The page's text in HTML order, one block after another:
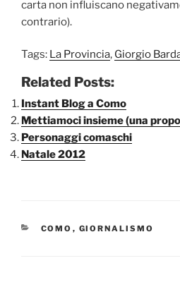
carta non influiscano
contrario).
Tags: La Provincia, Giorgio
Related Posts:
Instant Blog a Como
Mettiamoci insieme (una
Personaggi comaschi
Natale 2012
CATEGORIE
COMO , GIORNALISMO